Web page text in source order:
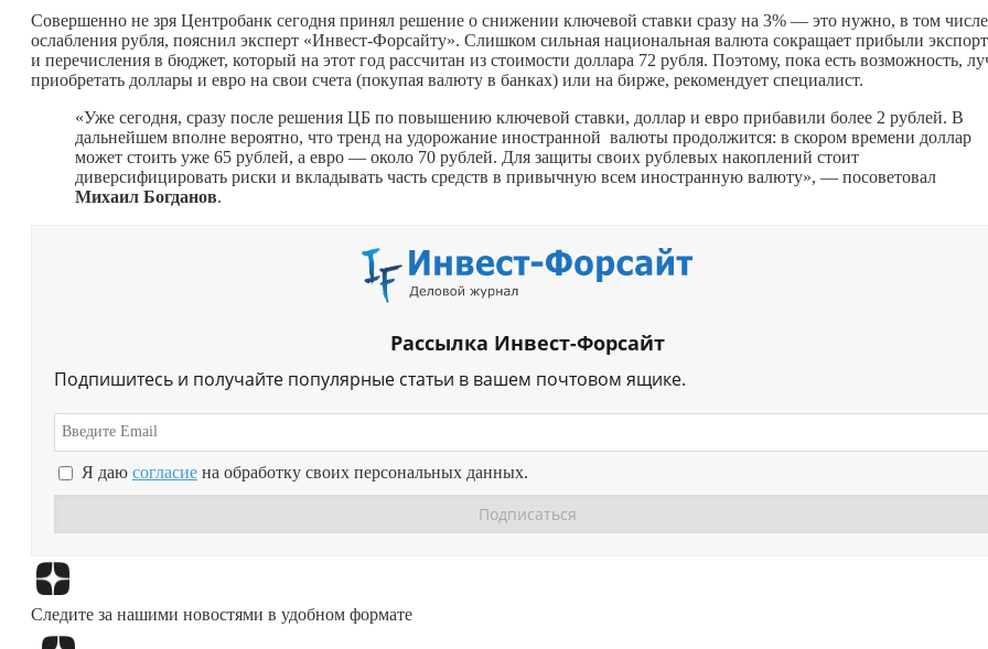
Совершенно не зря Центробанк сегодня принял решение о снижении ключевой ставки сразу на 3% — это нужно, в том
ослабления рубля, пояснил эксперт «Инвест-Форсайту». Слишком сильная национальная валюта сокращает прибыли
и перечисления в бюджет, который на этот год рассчитан из стоимости доллара 72 рубля. Поэтому, пока есть возможность,
приобретать доллары и евро на свои счета (покупая валюту в банках) или на бирже, рекомендует специалист.
«Уже сегодня, сразу после решения ЦБ по повышению ключевой ставки, доллар и евро прибавили более 2 рублей. В
дальнейшем вполне вероятно, что тренд на удорожание иностранной валюты продолжится: в скором времени доллар
может стоить уже 65 рублей, а евро — около 70 рублей. Для защиты своих рублевых накоплений стоит
диверсифицировать риски и вкладывать часть средств в привычную всем иностранную валюту», — посоветовал
Михаил Богданов.
Рассылка Инвест-Форсайт
Подпишитесь и получайте популярные статьи в вашем почтовом ящике.
Я даю согласие на обработку своих персональных данных.
Следите за нашими новостями в удобном формате